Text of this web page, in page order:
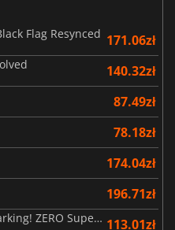
Flag Resynced 171.06zł
140.32zł
87.49zł
78.18zł
174.04zł
196.71zł
DRAGON BALL Sparking! ZERO Super Limit Breaking NEO 113.01zł